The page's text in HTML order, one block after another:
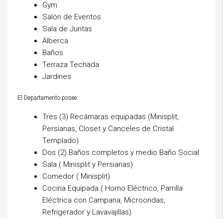
Gym
Salón de Eventos
Sala de Juntas
Alberca
Baños
Terraza Techada
Jardines
El Departamento posee:
Tres (3) Recámaras equipadas (Minisplit,
Persianas, Closet y Canceles de Cristal
Templado)
Dos (2) Baños completos y medio Baño Social
Sala ( Minisplit y Persianas)
Comedor ( Minisplit)
Cocina Equipada ( Horno Eléctrico, Parrilla
Eléctrica con Campana, Microondas,
Refrigerador y Lavavajillas)